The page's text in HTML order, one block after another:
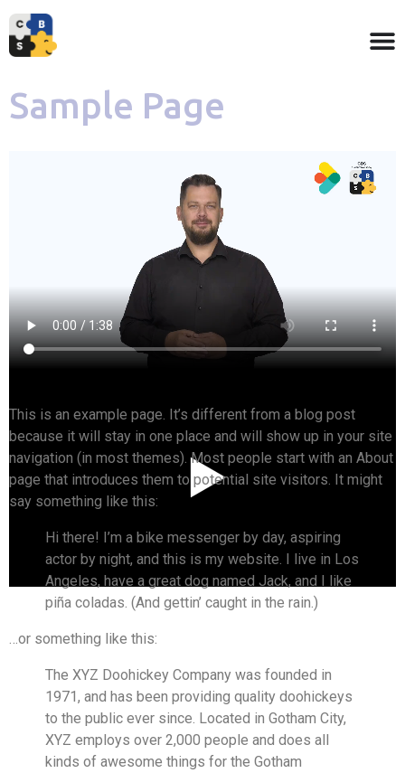
Sample Page
Play Video
This is an example page. It’s different from a blog post
because it will stay in one place and will show up in your site
navigation (in most themes). Most people start with an About
page that introduces them to potential site visitors. It might
say something like this:
Hi there! I’m a bike messenger by day, aspiring
actor by night, and this is my website. I live in Los
Angeles, have a great dog named Jack, and I like
piña coladas. (And gettin’ caught in the rain.)
…or something like this:
The XYZ Doohickey Company was founded in
1971, and has been providing quality doohickeys
to the public ever since. Located in Gotham City,
XYZ employs over 2,000 people and does all
kinds of awesome things for the Gotham